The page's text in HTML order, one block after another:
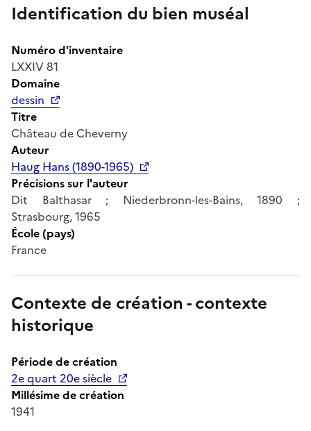
Identification du bien muséal
Numéro d'inventaire
LXXIV 81
Domaine
dessin
Titre
Château de Cheverny
Auteur
Haug Hans (1890-1965)
Précisions sur l'auteur
Dit Balthasar ; Niederbronn-les-Bains, 1890 ;
Strasbourg, 1965
École (pays)
France
Contexte de création - contexte
historique
Période de création
2e quart 20e siècle
Millésime de création
1941